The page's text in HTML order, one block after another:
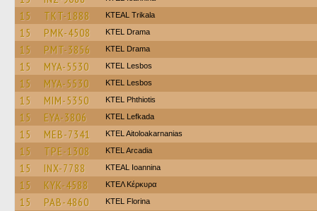
15 TKT-1888 KTEAL Trikala
15 PMK-4508 KTEL Drama
15 PMT-3856 KTEL Drama
15 MYA-5530 KTEL Lesbos
15 MYA-5530 KTEL Lesbos
15 MIM-5350 ΚΤΕL Phthiotis
15 EYA-3806 KTEL Lefkada
15 MEB-7341 KTEL Aitoloakarnanias
15 TPE-1308 KTEL Arcadia
15 INX-7788 KTEAL Ioannina
15 KYK-4588 ΚΤΕΛ Κέρκυρα
15 PAB-4860 KTEL Florina